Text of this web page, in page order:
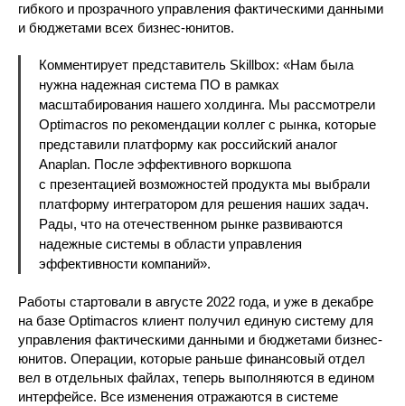
гибкого и прозрачного управления фактическими данными
и бюджетами всех бизнес-юнитов.
Комментирует представитель Skillbox: «Нам была
нужна надежная система ПО в рамках
масштабирования нашего холдинга. Мы рассмотрели
Optimacros по рекомендации коллег с рынка, которые
представили платформу как российский аналог
Anaplan. После эффективного воркшопа
с презентацией возможностей продукта мы выбрали
платформу интегратором для решения наших задач.
Рады, что на отечественном рынке развиваются
надежные системы в области управления
эффективности компаний».
Работы стартовали в августе 2022 года, и уже в декабре
на базе Optimacros клиент получил единую систему для
управления фактическими данными и бюджетами бизнес-
юнитов. Операции, которые раньше финансовый отдел
вел в отдельных файлах, теперь выполняются в едином
интерфейсе. Все изменения отражаются в системе